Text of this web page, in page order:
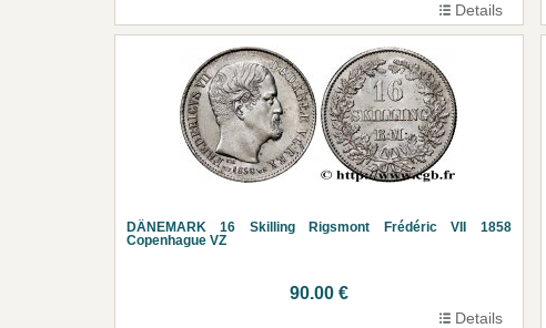
Details
DÄNEMARK 16 Skilling Rigsmont Frédéric VII 1858
Copenhague VZ
90.00 €
Details